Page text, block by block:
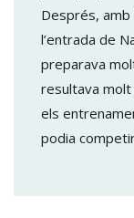
Després, amb
l’entrada de
preparava
resultava
els
podia